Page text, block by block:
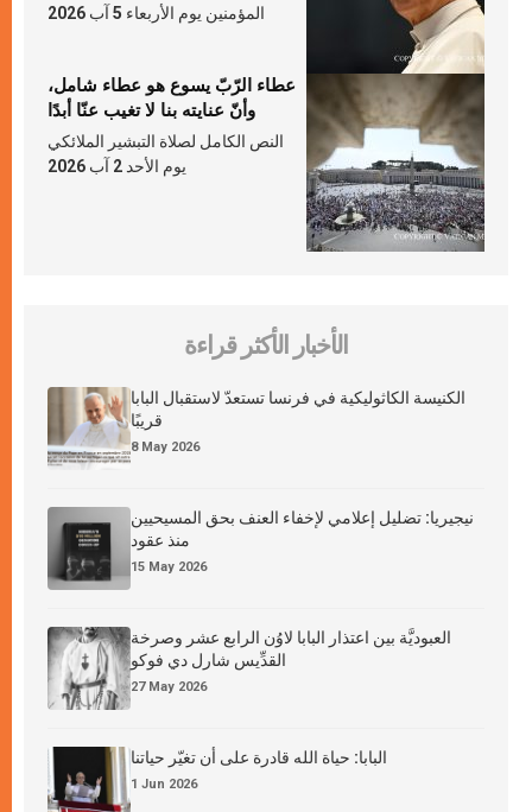
المؤمنين يوم الأربعاء 5 آب 2026
عطاء الرّبّ يسوع هو عطاء شامل،
وأنّ عنايته بنا لا تغيب عنّا أبدًا
النص الكامل لصلاة التبشير الملائكي
يوم الأحد 2 آب 2026
الأخبار الأكثر قراءة
الكنيسة الكاثوليكية في فرنسا تستعدّ لاستقبال البابا
قريبًا
8 May 2026
نيجيريا: تضليل إعلامي لإخفاء العنف بحق المسيحيين
منذ عقود
15 May 2026
العبوديَّة بين اعتذار البابا لاوُن الرابع عشر وصرخة
القدِّيس شارل دي فوكو
27 May 2026
البابا: حياة الله قادرة على أن تغيّر حياتنا
1 Jun 2026